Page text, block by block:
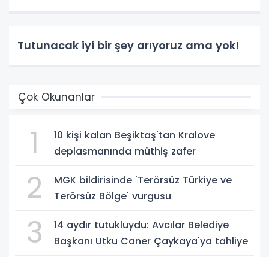
Tutunacak iyi bir şey arıyoruz ama yok!
Çok Okunanlar
1
10 kişi kalan Beşiktaş'tan Kralove
deplasmanında müthiş zafer
2
MGK bildirisinde 'Terörsüz Türkiye ve
Terörsüz Bölge' vurgusu
3
14 aydır tutukluydu: Avcılar Belediye
Başkanı Utku Caner Çaykaya'ya tahliye